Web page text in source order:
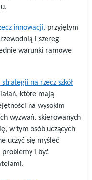
innowacji, przyjętym
i szereg
warunki ramowe
na rzecz szkół
które mają
na wysokim
wyzwań, skierowanych
w tym osób uczących
uczyć się myśleć
problemy i być